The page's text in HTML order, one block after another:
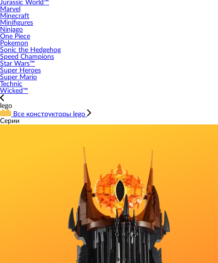
Jurassic World™
Marvel
Minecraft
Minifigures
Ninjago
One Piece
Pokemon
Sonic the Hedgehog
Speed Champions
Star Wars™
Super Heroes
Super Mario
Technic
Wicked™
lego
Все конструкторы lego
Серии